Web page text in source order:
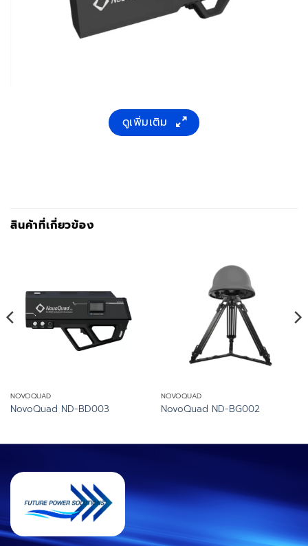
ดูเพิ่มเติม
สินค้าที่เกี่ยวข้อง
NOVOQUAD
NovoQuad ND-BD003
NOVOQUAD
NovoQuad ND-BG002